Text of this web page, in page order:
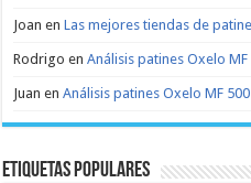
Joan enLas mejores tiendas de
Rodrigo enAnálisis patines Oxelo MF
Juan enAnálisis patines Oxelo MF 500
Etiquetas populares